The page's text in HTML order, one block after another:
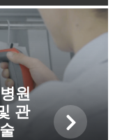
원
관